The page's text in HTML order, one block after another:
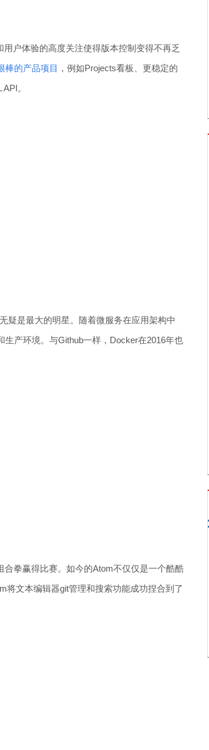
户体验的高度关注使得版本控制变得不再乏
棒的产品项目 ，例如Projects看板、更稳定的
。
疑是最大的明星。随着微服务在应用架构中
产环境。与Github一样，Docker在2016年也
拳赢得比赛。如今的Atom不仅仅是一个酷酷
将文本编辑器git管理和搜索功能成功捏合到了